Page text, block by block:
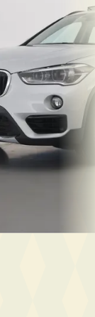
€ 465/mnd
geprijsd
· 94.979 km ·
(43)
aanbieding →